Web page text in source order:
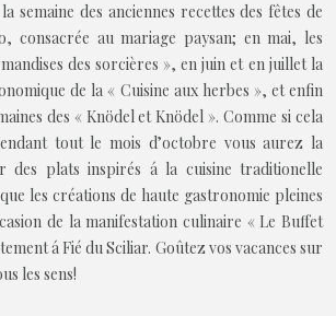
semaine des anciennes recettes des fêtes de
consacrée au mariage paysan; en mai, les
des sorcières », en juin et en juillet la
de la « Cuisine aux herbes », et enfin
des « Knödel et Knödel ». Comme si cela
tout le mois d’octobre vous aurez la
des plats inspirés á la cuisine traditionelle
les créations de haute gastronomie pleines
de la manifestation culinaire « Le Buffet
á Fié du Sciliar. Goûtez vos vacances sur
les sens!